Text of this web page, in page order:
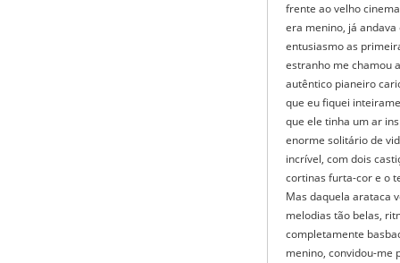
frente ao velho
era menino, já
entusiasmo as
estranho me chamou
autêntico pianeiro
que eu fiquei
que ele tinha um ar
enorme solitário de
incrível, com dois
cortinas furta-cor e o
Mas daquela arataca
melodias tão belas,
completamente
menino, convidou-me